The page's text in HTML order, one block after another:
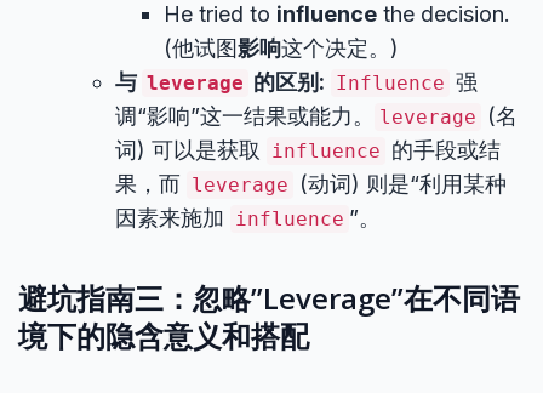
He tried to influence the decision.
(他试图影响这个决定。)
与 leverage 的区别: Influence 强
调“影响”这一结果或能力。
leverage
(名
词) 可以是获取
influence 的手段或结
果，而 leverage
(动词) 则是“利用某种
因素来施加 influence ”。
避坑指南三：忽略”Leverage”在不同语
境下的隐含意义和搭配